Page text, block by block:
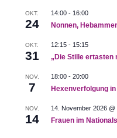
OKT.
24
14:00- 16:00
Nonnen,
OKT.
31
12:15- 15:15
„Die Stille ertasten
NOV.
7
18:00- 20:00
Hexenverfolgung
NOV.
14
14. November 2026 @
Frauen im